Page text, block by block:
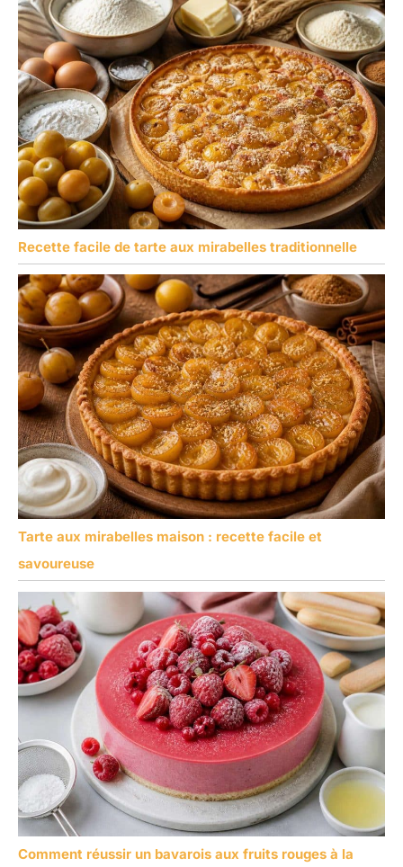
Recette facile de tarte aux mirabelles traditionnelle
Tarte aux mirabelles maison : recette facile et
savoureuse
Comment réussir un bavarois aux fruits rouges à la